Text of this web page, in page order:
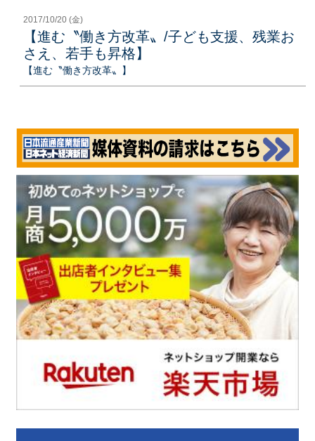
2017/10/20 (金)
【進む〝働き方改革〟/子ども支援、残業お
さえ、若手も昇格】
【進む〝働き方改革〟】